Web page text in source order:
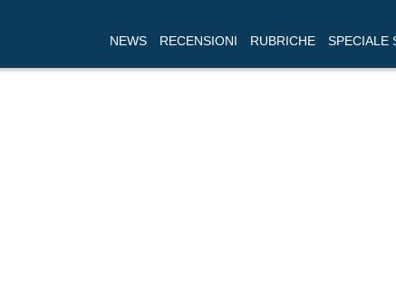
NEWS RECENSIONI RUBRICHE SPECIALE